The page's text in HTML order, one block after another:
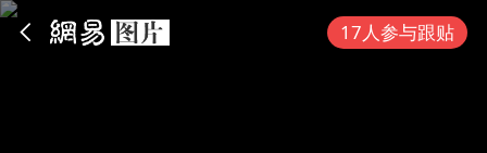
17人参与跟贴
App内打开